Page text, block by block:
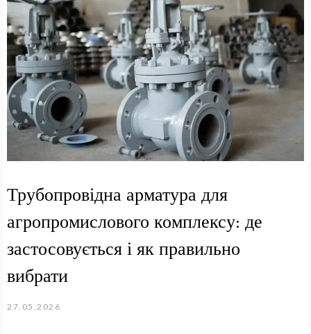
Трубопровідна арматура для
агропромислового комплексу: де
застосовується і як правильно
вибрати
27.05.2026